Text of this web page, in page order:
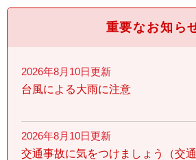
重要なお知ら
2026年8月10日更新
台風による大雨に注意
2026年8月10日更新
交通事故に気をつけましょう（交